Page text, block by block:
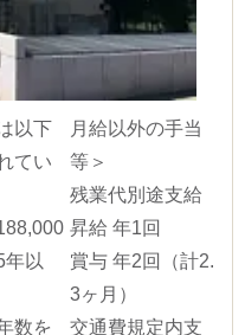
以下
てい
年以
数を
月給以外の手当
等＞
残業代別途支給
昇給 年1回
賞与 年2回（計2.
3ヶ月）
交通費規定内支